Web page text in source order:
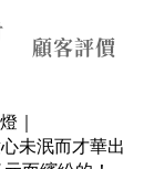
顧客評價
｜
未泯而才華出